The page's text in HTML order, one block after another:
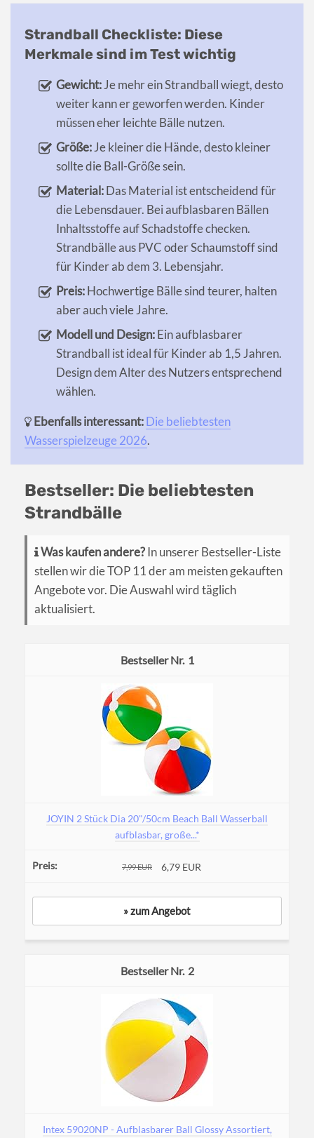
Strandball Checkliste: Diese
Merkmale sind im Test wichtig
Gewicht:Je mehr ein Strandball wiegt, desto
weiter kann er geworfen werden. Kinder
müssen eher leichte Bälle nutzen.
Größe:Je kleiner die Hände, desto kleiner
sollte die Ball-Größe sein.
Material:Das Material ist entscheidend für
die Lebensdauer. Bei aufblasbaren Bällen
Inhaltsstoffe auf Schadstoffe checken.
Strandbälle aus PVC oder Schaumstoff sind
für Kinder ab dem 3. Lebensjahr.
Preis:Hochwertige Bälle sind teurer, halten
aber auch viele Jahre.
Modell und Design:Ein aufblasbarer
Strandball ist ideal für Kinder ab 1,5 Jahren.
Design dem Alter des Nutzers entsprechend
wählen.
Ebenfalls interessant:Die beliebtesten
Wasserspielzeuge 2026.
Bestseller: Die beliebtesten
Strandbälle
Was kaufen andere?In unserer Bestseller-Liste
stellen wir die TOP 11 der am meisten gekauften
Angebote vor. Die Auswahl wird täglich
aktualisiert.
1
JOYIN 2 Stück Dia 20"/50cm Beach Ball Wasserball
aufblasbar, große...*
7,99 EUR 6,79 EUR
» zum Angebot
2
Intex 59020NP - Aufblasbarer Ball Glossy Assortiert,